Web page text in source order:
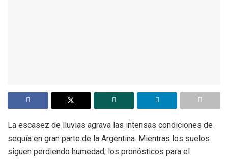
La escasez de lluvias agrava las intensas condiciones de
sequía en gran parte de la Argentina. Mientras los suelos
siguen perdiendo humedad, los pronósticos para el